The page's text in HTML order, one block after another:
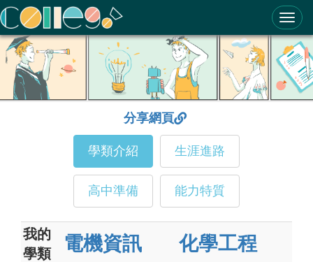
ColleGo! 大學選才與高中育才輔助系統
分享網頁
學類介紹 生涯進路
高中準備 能力特質
我的
學類
電機資訊 化學工程